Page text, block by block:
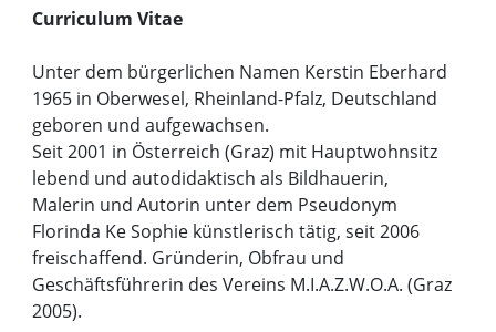
Curriculum Vitae
Unter dem bürgerlichen Namen Kerstin Eberhard
1965 in Oberwesel, Rheinland-Pfalz, Deutschland
geboren und aufgewachsen.
Seit 2001 in Österreich (Graz) mit Hauptwohnsitz
lebend und autodidaktisch als Bildhauerin,
Malerin und Autorin unter dem Pseudonym
Florinda Ke Sophie künstlerisch tätig, seit 2006
freischaffend. Gründerin, Obfrau und
Geschäftsführerin des Vereins M.I.A.Z.W.O.A. (Graz
2005).